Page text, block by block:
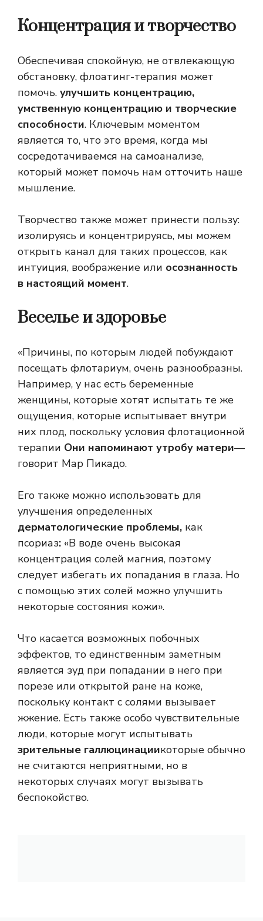
Концентрация и творчество
Обеспечивая спокойную, не отвлекающую
обстановку, флоатинг-терапия может
помочь. улучшить концентрацию,
умственную концентрацию и творческие
способности. Ключевым моментом
является то, что это время, когда мы
сосредотачиваемся на самоанализе,
который может помочь нам отточить наше
мышление.
Творчество также может принести пользу:
изолируясь и концентрируясь, мы можем
открыть канал для таких процессов, как
интуиция, воображение или осознанность
в настоящий момент.
Веселье и здоровье
«Причины, по которым людей побуждают
посещать флотариум, очень разнообразны.
Например, у нас есть беременные
женщины, которые хотят испытать те же
ощущения, которые испытывает внутри
них плод, поскольку условия флотационной
терапии Они напоминают утробу матери—
говорит Мар Пикадо.
Его также можно использовать для
улучшения определенных
дерматологические проблемы, как
псориаз: «В воде очень высокая
концентрация солей магния, поэтому
следует избегать их попадания в глаза. Но
с помощью этих солей можно улучшить
некоторые состояния кожи».
Что касается возможных побочных
эффектов, то единственным заметным
является зуд при попадании в него при
порезе или открытой ране на коже,
поскольку контакт с солями вызывает
жжение. Есть также особо чувствительные
люди, которые могут испытывать
зрительные галлюцинациикоторые обычно
не считаются неприятными, но в
некоторых случаях могут вызывать
беспокойство.